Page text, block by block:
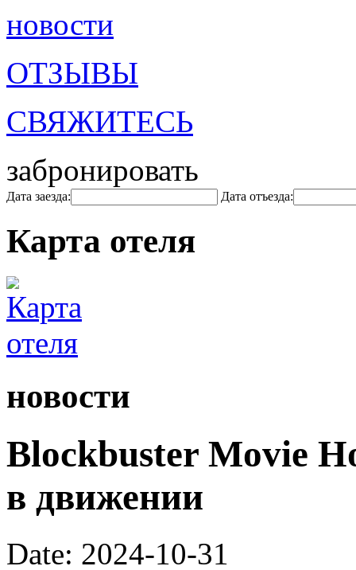
новости
ОТЗЫВЫ
СВЯЖИТЕСЬ
забронировать
Дата заезда: Дата отъезда:
Карта отеля
новости
Blockbuster Movie
в движении
Date: 2024-10-31